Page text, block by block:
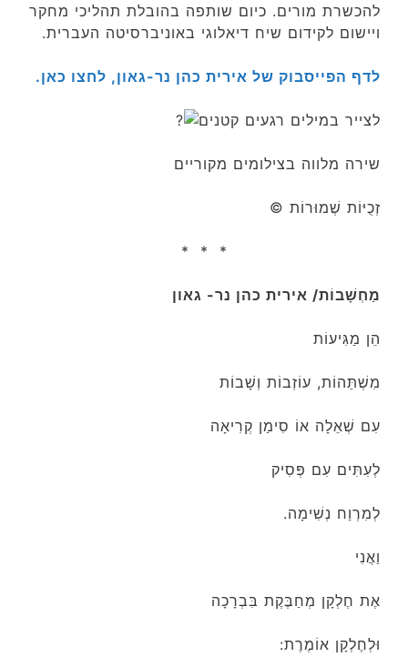
להכשרת מורים. כיום שותפה בהובלת תהליכי מחקר
ויישום לקידום שיח דיאלוגי באוניברסיטה העברית.
לדף הפייסבוק של אירית כהן נר-גאון, לחצו כאן.
לצייר במילים רגעים קטנים
שירה מלווה בצילומים מקוריים
זְכֻיּוֹת שְׁמוּרוֹת ©
* * *
מַחְשָׁבוֹת/ אירית כהן נר- גאון
הֵן מַגִּיעוֹת
מִשְׁתַּהוֹת, עוֹזְבוֹת וְשָׁבוֹת
עִם שְׁאֵלָה אוֹ סִימַן קְרִיאָה
לְעִתִּים עִם פְּסִיק
לְמִרְוַח נְשִׁימָה.
וַאֲנִי
אֶת חֶלְקָן מְחַבֶּקֶת בִּבְרָכָה
וּלְחֶלְקָן אוֹמֶרֶת: